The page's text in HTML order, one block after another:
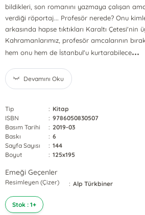
bildikleri, son romanını yazmaya çalışan
verdiği röportaj... Profesör nerede? Onu
arkasında hapse tıktıkları Karaltı Çetesi'nin
Kahramanlarımız, profesör amcalarının
hem onu hem de İstanbul'u kurtarabilece...
Devamını Oku
Tip : Kitap
ISBN
: 9786050830507
Basım Tarihi
: 2019-03
Baskı
: 6
Sayfa Sayısı
: 144
Boyut
: 125x195
Emeği Geçenler
Resimleyen (Çizer) : Alp Türkbiner
Stok : 1+